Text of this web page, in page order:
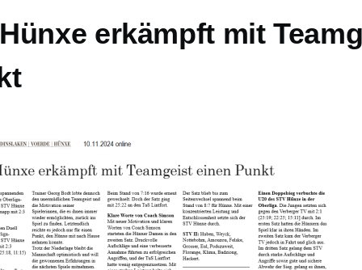
erkämpft mit